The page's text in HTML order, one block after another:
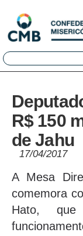
R$ 150
de Jahu
17/04/2017
A Mesa
comemora
Hato,